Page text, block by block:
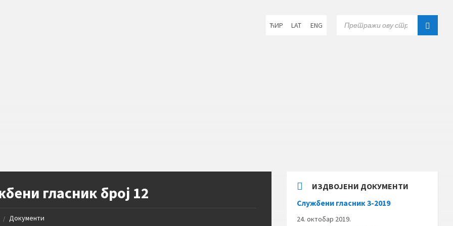
language:
ЋИР LAT ENG
гласник број 12
/ Документи
ИЗДВОЈЕНИ ДОКУМЕНТИ
Службени гласник 3-2019
24. октобар 2019.